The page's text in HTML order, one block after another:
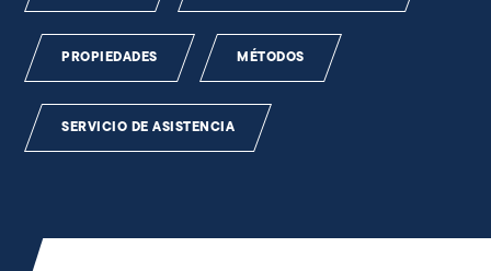
PROPIEDADES MÉTODOS
SERVICIO DE ASISTENCIA